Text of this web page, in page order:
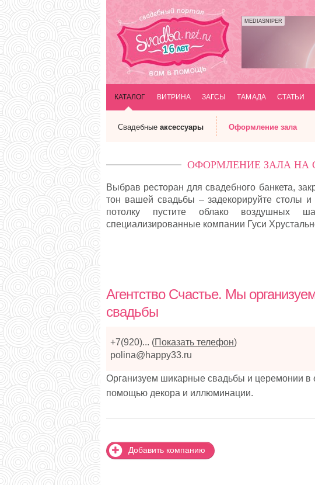
MEDIASNIPER
КАТАЛОГ ВИТРИНА ЗАГСЫ ТАМАДА СТАТЬИ
Свадебные аксессуары Оформление зала
ОФОРМЛЕНИЕ ЗАЛА НА
Выбрав ресторан для свадебного банкета,
тон вашей свадьбы – задекорируйте столы и
потолку пустите облако воздушных
специализированные компании Гуси
Агентство Счастье. Мы
свадьбы
+7(920)... (Показать телефон)
polina@happy33.ru
Организуем шикарные свадьбы и церемонии в
помощью декора и иллюминации.
Добавить компанию